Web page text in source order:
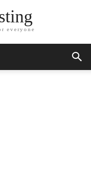
everyone